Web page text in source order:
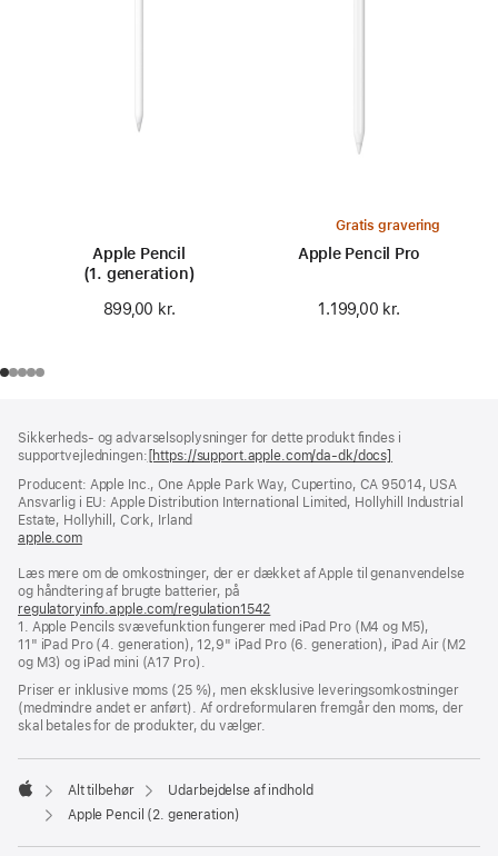
Apple Pencil
(1. generation)
899,00 kr.
Gratis gravering
Apple Pencil Pro
1.199,00 kr.
Sikkerheds- og advarselsoplysninger for dette produkt findes i
supportvejledningen: [https://support.apple.com/da-dk/docs]
et
nyt
Producent: Apple Inc., One Apple Park Way, Cupertino, CA 95014, USA
Ansvarlig i EU: Apple Distribution International Limited, Hollyhill Industrial
Estate, Hollyhill, Cork, Irland
apple.com(åbner
et
nyt
vindue)
Læs mere om de omkostninger, der er dækket af Apple til genanvendelse
og håndtering af brugte batterier, på
regulatoryinfo.apple.com/regulation1542
i
et
1. Apple Pencils svævefunktion fungerer med iPad Pro (M4 og M5),
11" iPad Pro (4. generation), 12,9" iPad Pro (6. generation), iPad Air (M2
og M3) og iPad mini (A17 Pro).
Priser er inklusive moms (25 %), men eksklusive leveringsomkostninger
(medmindre andet er anført). Af ordreformularen fremgår den moms, der
skal betales for de produkter, du vælger.
Apple
Alt tilbehør
Udarbejdelse af indhold
Apple Pencil (2. generation)